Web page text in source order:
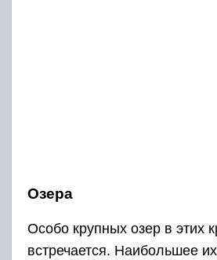
Озера
Особо крупных озер в этих
встречается. Наибольшее